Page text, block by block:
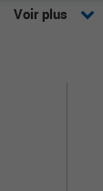
Voir plus